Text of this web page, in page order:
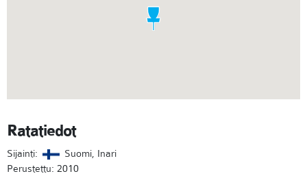
Ratatiedot
Sijainti:
Suomi, Inari
Perustettu: 2010